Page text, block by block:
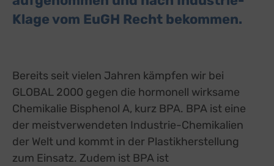
Klage vom EuGH Recht bekommen.
Bereits seit vielen Jahren kämpfen wir bei
GLOBAL 2000 gegen die hormonell wirksame
Chemikalie Bisphenol A, kurz BPA. BPA ist eine
der meistverwendeten Industrie-Chemikalien
der Welt und kommt in der Plastikherstellung
zum Einsatz. Zudem ist BPA ist